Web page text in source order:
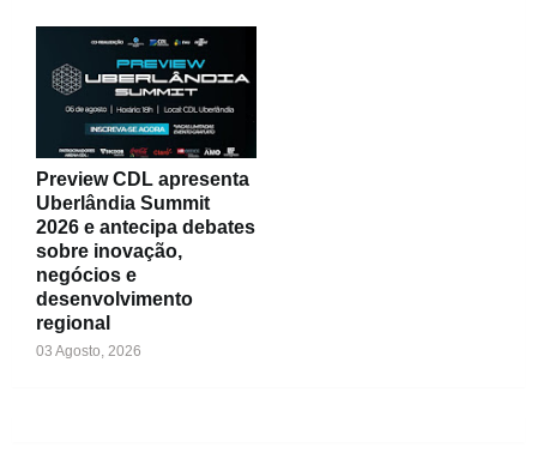
Preview CDL apresenta
Uberlândia Summit
2026 e antecipa debates
sobre inovação,
negócios e
desenvolvimento
regional
03 Agosto, 2026